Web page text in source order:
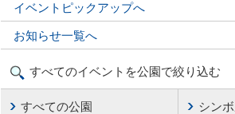
イベントピックアップへ
お知らせ一覧へ
すべてのイベントを公園で絞り込む
すべての公園 シン